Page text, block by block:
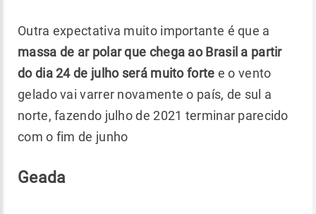
Outra expectativa muito importante é que a
massa de ar polar que chega ao Brasil a partir
do dia 24 de julho será muito forte e o vento
gelado vai varrer novamente o país, de sul a
norte, fazendo julho de 2021 terminar parecido
com o fim de junho
Geada